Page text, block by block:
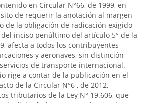
en Circular N°66, de 1999, en
de requerir la anotación al margen
de la obligación de radicación exigido
inciso penúltimo del artículo 5° de la
afecta a todos los contribuyentes
y aeronaves, sin distinción
de transporte internacional.
rige a contar de la publicación en el
de la Circular N°6 , de 2012,
tributarios de la Ley N° 19.606, que